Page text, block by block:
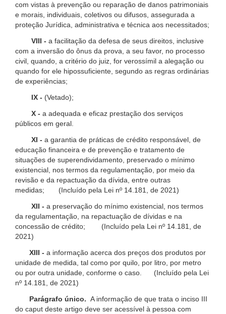
com vistas à prevenção ou reparação de danos patrimoniais
e morais, individuais, coletivos ou difusos, assegurada a
proteção Jurídica, administrativa e técnica aos necessitados;
VIII - a facilitação da defesa de seus direitos, inclusive
com a inversão do ônus da prova, a seu favor, no processo
civil, quando, a critério do juiz, for verossímil a alegação ou
quando for ele hipossuficiente, segundo as regras ordinárias
de experiências;
IX - (Vetado);
X - a adequada e eficaz prestação dos serviços
públicos em geral.
XI - a garantia de práticas de crédito responsável, de
educação financeira e de prevenção e tratamento de
situações de superendividamento, preservado o mínimo
existencial, nos termos da regulamentação, por meio da
revisão e da repactuação da dívida, entre outras
medidas; (Incluído pela Lei nº 14.181, de 2021)
XII - a preservação do mínimo existencial, nos termos
da regulamentação, na repactuação de dívidas e na
concessão de crédito; (Incluído pela Lei nº 14.181, de
2021)
XIII - a informação acerca dos preços dos produtos por
unidade de medida, tal como por quilo, por litro, por metro
ou por outra unidade, conforme o caso. (Incluído pela Lei
nº 14.181, de 2021)
Parágrafo único. A informação de que trata o inciso III
do caput deste artigo deve ser acessível à pessoa com